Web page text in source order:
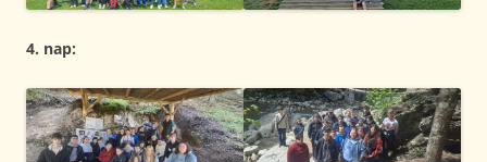
4. nap: